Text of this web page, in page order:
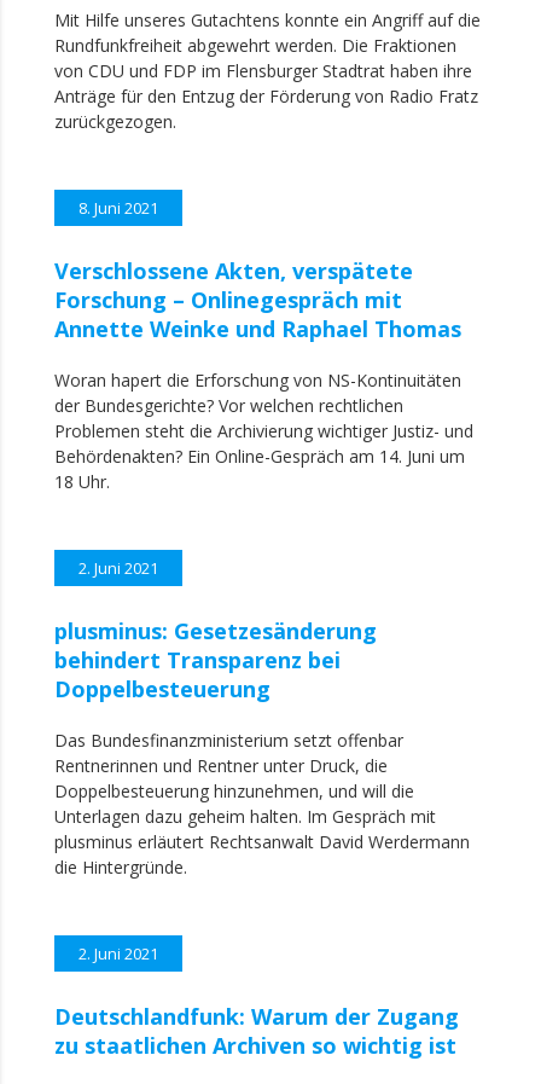
Mit Hilfe unseres Gutachtens konnte ein Angriff auf die
Rundfunkfreiheit abgewehrt werden. Die Fraktionen
von CDU und FDP im Flensburger Stadtrat haben ihre
Anträge für den Entzug der Förderung von Radio Fratz
zurückgezogen.
8. Juni 2021
Verschlossene Akten, verspätete
Forschung – Onlinegespräch mit
Annette Weinke und Raphael Thomas
Woran hapert die Erforschung von NS-Kontinuitäten
der Bundesgerichte? Vor welchen rechtlichen
Problemen steht die Archivierung wichtiger Justiz- und
Behördenakten? Ein Online-Gespräch am 14. Juni um
18 Uhr.
2. Juni 2021
plusminus: Gesetzesänderung
behindert Transparenz bei
Doppelbesteuerung
Das Bundesfinanzministerium setzt offenbar
Rentnerinnen und Rentner unter Druck, die
Doppelbesteuerung hinzunehmen, und will die
Unterlagen dazu geheim halten. Im Gespräch mit
plusminus erläutert Rechtsanwalt David Werdermann
die Hintergründe.
2. Juni 2021
Deutschlandfunk: Warum der Zugang
zu staatlichen Archiven so wichtig ist